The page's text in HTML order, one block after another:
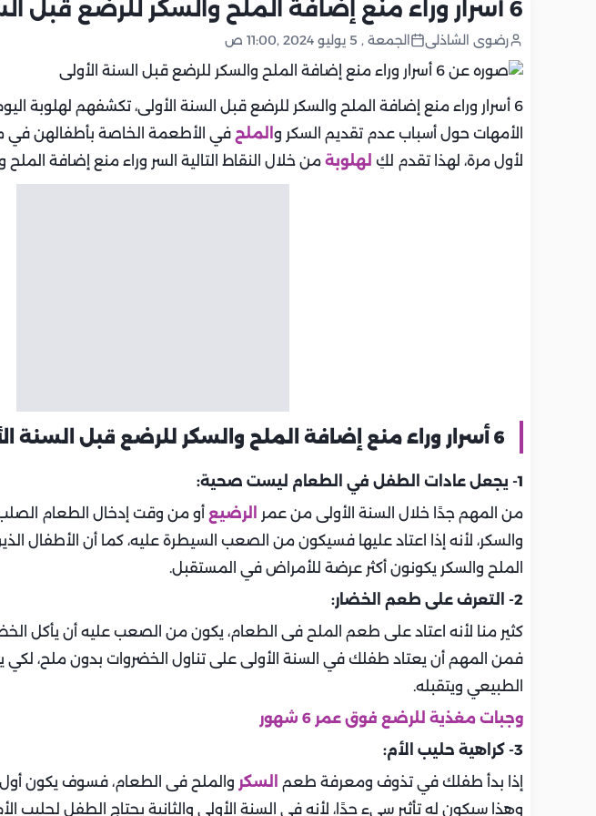
6 أسرار وراء منع إضافة الملح والسكر للرضع قبل السنة الأولى
رضوى الشاذلى الجمعة , 5 يوليو 2024 ,11:00 ص
6 أسرار وراء منع إضافة الملح والسكر للرضع قبل السنة الأولى، تكشفهم لهلوبة
الأمهات حول أسباب عدم تقديم السكر و الملح في الأطعمة الخاصة بأطفالهن في
لأول مرة، لهذا تقدم لكِ لهلوبة من خلال النقاط التالية السر وراء منع إضافة
6 أسرار وراء منع إضافة الملح والسكر للرضع قبل السنة الأولى:
1- يجعل عادات الطفل في الطعام ليست صحية:
من المهم جدًا خلال السنة الأولى من عمر
الرضيع أو من وقت إدخال الطعام
والسكر، لأنه إذا اعتاد عليها فسيكون من الصعب السيطرة عليه، كما أن الأطفال
الملح والسكر يكونون أكثر عرضة للأمراض في المستقبل.
2- التعرف على طعم الخضار:
كثير منا لأنه اعتاد على طعم الملح فى الطعام، يكون من الصعب عليه أن يأكل
فمن المهم أن يعتاد طفلك في السنة الأولى على تناول الخضروات بدون ملح،
الطبيعي ويتقبله.
وجبات مغذية للرضع فوق عمر 6 شهور
3- كراهية حليب الأم:
إذا بدأ طفلك في تذوف ومعرفة طعم
السكر والملح فى الطعام، فسوف يكون
وهذا سيكون له تأثير سيء جدًا، لأنه في السنة الأولى والثانية يحتاج الطفل لحليب